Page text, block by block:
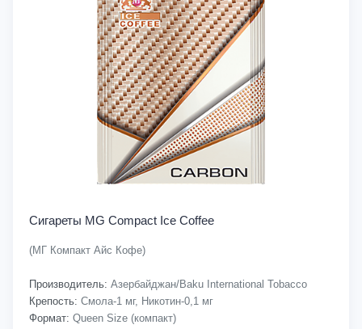
Сигареты MG Compact Ice Coffee
(МГ Компакт Айс Кофе)
Производитель: Азербайджан/Baku International Tobacco
Крепость: Смола-1 мг, Никотин-0,1 мг
Формат: Queen Size (компакт)